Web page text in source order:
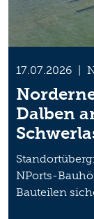
17.07.2026
Dalben
NPorts-
Bauteilen